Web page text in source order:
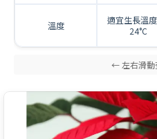
溫度
適宜生長溫
24°C